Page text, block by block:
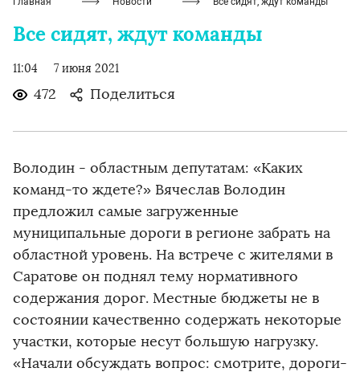
Все сидят, ждут команды
11:04 7 июня 2021
472 Поделиться
Володин - областным депутатам: «Каких
команд-то ждете?» Вячеслав Володин
предложил самые загруженные
муниципальные дороги в регионе забрать на
областной уровень. На встрече с жителями в
Саратове он поднял тему нормативного
содержания дорог. Местные бюджеты не в
состоянии качественно содержать некоторые
участки, которые несут большую нагрузку.
«Начали обсуждать вопрос: смотрите, дороги-